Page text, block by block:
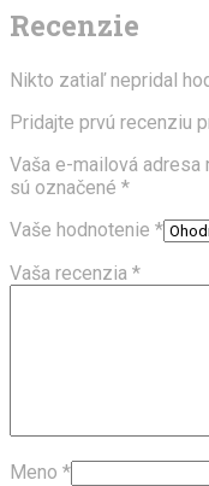
Recenzie
Nikto zatiaľ nepridal
Pridajte prvú recenziu
Vaša e-mailová adresa
sú označené *
Vaše hodnotenie *
Vaša recenzia *
Meno *